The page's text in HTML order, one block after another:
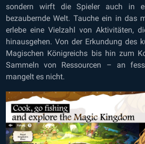
sondern wirft die Spieler auch in
bezaubernde Welt. Tauche ein in das
erlebe eine Vielzahl von Aktivitäten,
hinausgehen. Von der Erkundung des
Magischen Königreichs bis hin zum
Sammeln von Ressourcen – an
mangelt es nicht.